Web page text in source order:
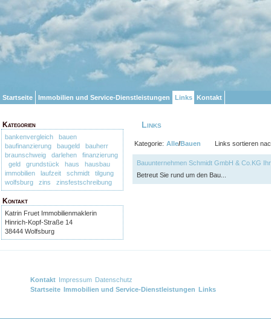
Startseite Immobilien und Service-Dienstleistungen Links Kontakt
Kategorien
bankenvergleich
bauen
baufinanzierung
baugeld
bauherr
braunschweig
darlehen
finanzierung
geld
grundstück haus
hausbau
immobilien
laufzeit schmidt
tilgung
wolfsburg
zins zinsfestschreibung
Kontakt
Katrin Fruet Immobilienmaklerin
Hinrich-Kopf-Straße 14
38444 Wolfsburg
Links
Kategorie: Alle/Bauen Links sortieren
Bauunternehmen Schmidt GmbH & Co.KG
Betreut Sie rund um den Bau...
Kontakt Impressum Datenschutz
Startseite Immobilien und Service-Dienstleistungen Links